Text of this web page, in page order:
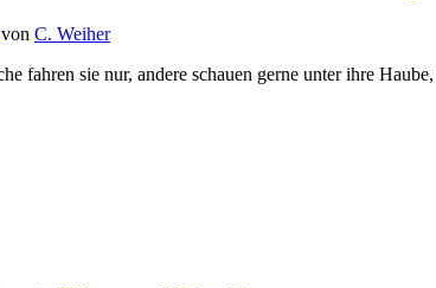
von C. Weiher
fahren sie nur, andere schauen gerne unter ihre